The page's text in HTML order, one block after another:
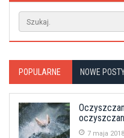
POPULARNE NOWE
7 maja 2018